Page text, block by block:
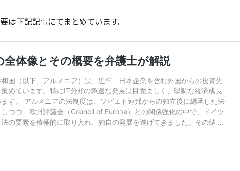
は下記記事にてまとめています。